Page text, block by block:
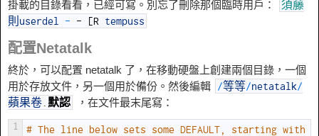
掛載的目錄看看，已經可寫。別忘了刪除那個臨時用戶：
須藤
則userdel
- - [R tempuss
配置Netatalk
終於，可以配置 netatalk 了，在移動硬盤上創建兩個目錄，一個
用於存放文件，另一個用於備份。然後編輯
/等等/netatalk/
蘋果卷 默認 ，在文件最末尾寫：
1
# The line below sets some DEFAULT, starting with